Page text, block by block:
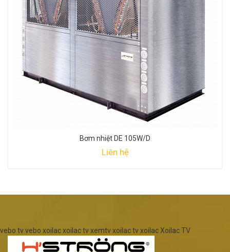
Bơm nhiệt DE 105W/D
Liên hệ
vebo tvvebo xoilacxoilac tvxemtvxoilac tvxoilacXoilac TV